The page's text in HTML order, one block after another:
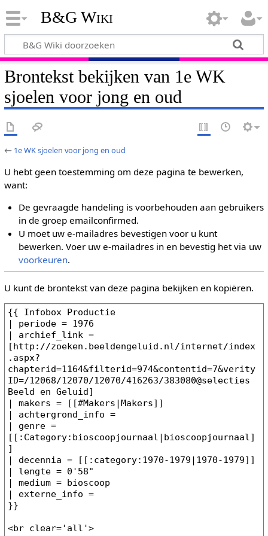
B&G Wiki
Brontekst bekijken van 1e WK
sjoelen voor jong en oud
← 1e WK sjoelen voor jong en oud
U hebt geen toestemming om deze pagina te bewerken,
want:
De gevraagde handeling is voorbehouden aan gebruikers
in de groep emailconfirmed.
U moet uw e-mailadres bevestigen voor u kunt
bewerken. Voer uw e-mailadres in en bevestig het via uw
voorkeuren.
U kunt de brontekst van deze pagina bekijken en kopiëren.